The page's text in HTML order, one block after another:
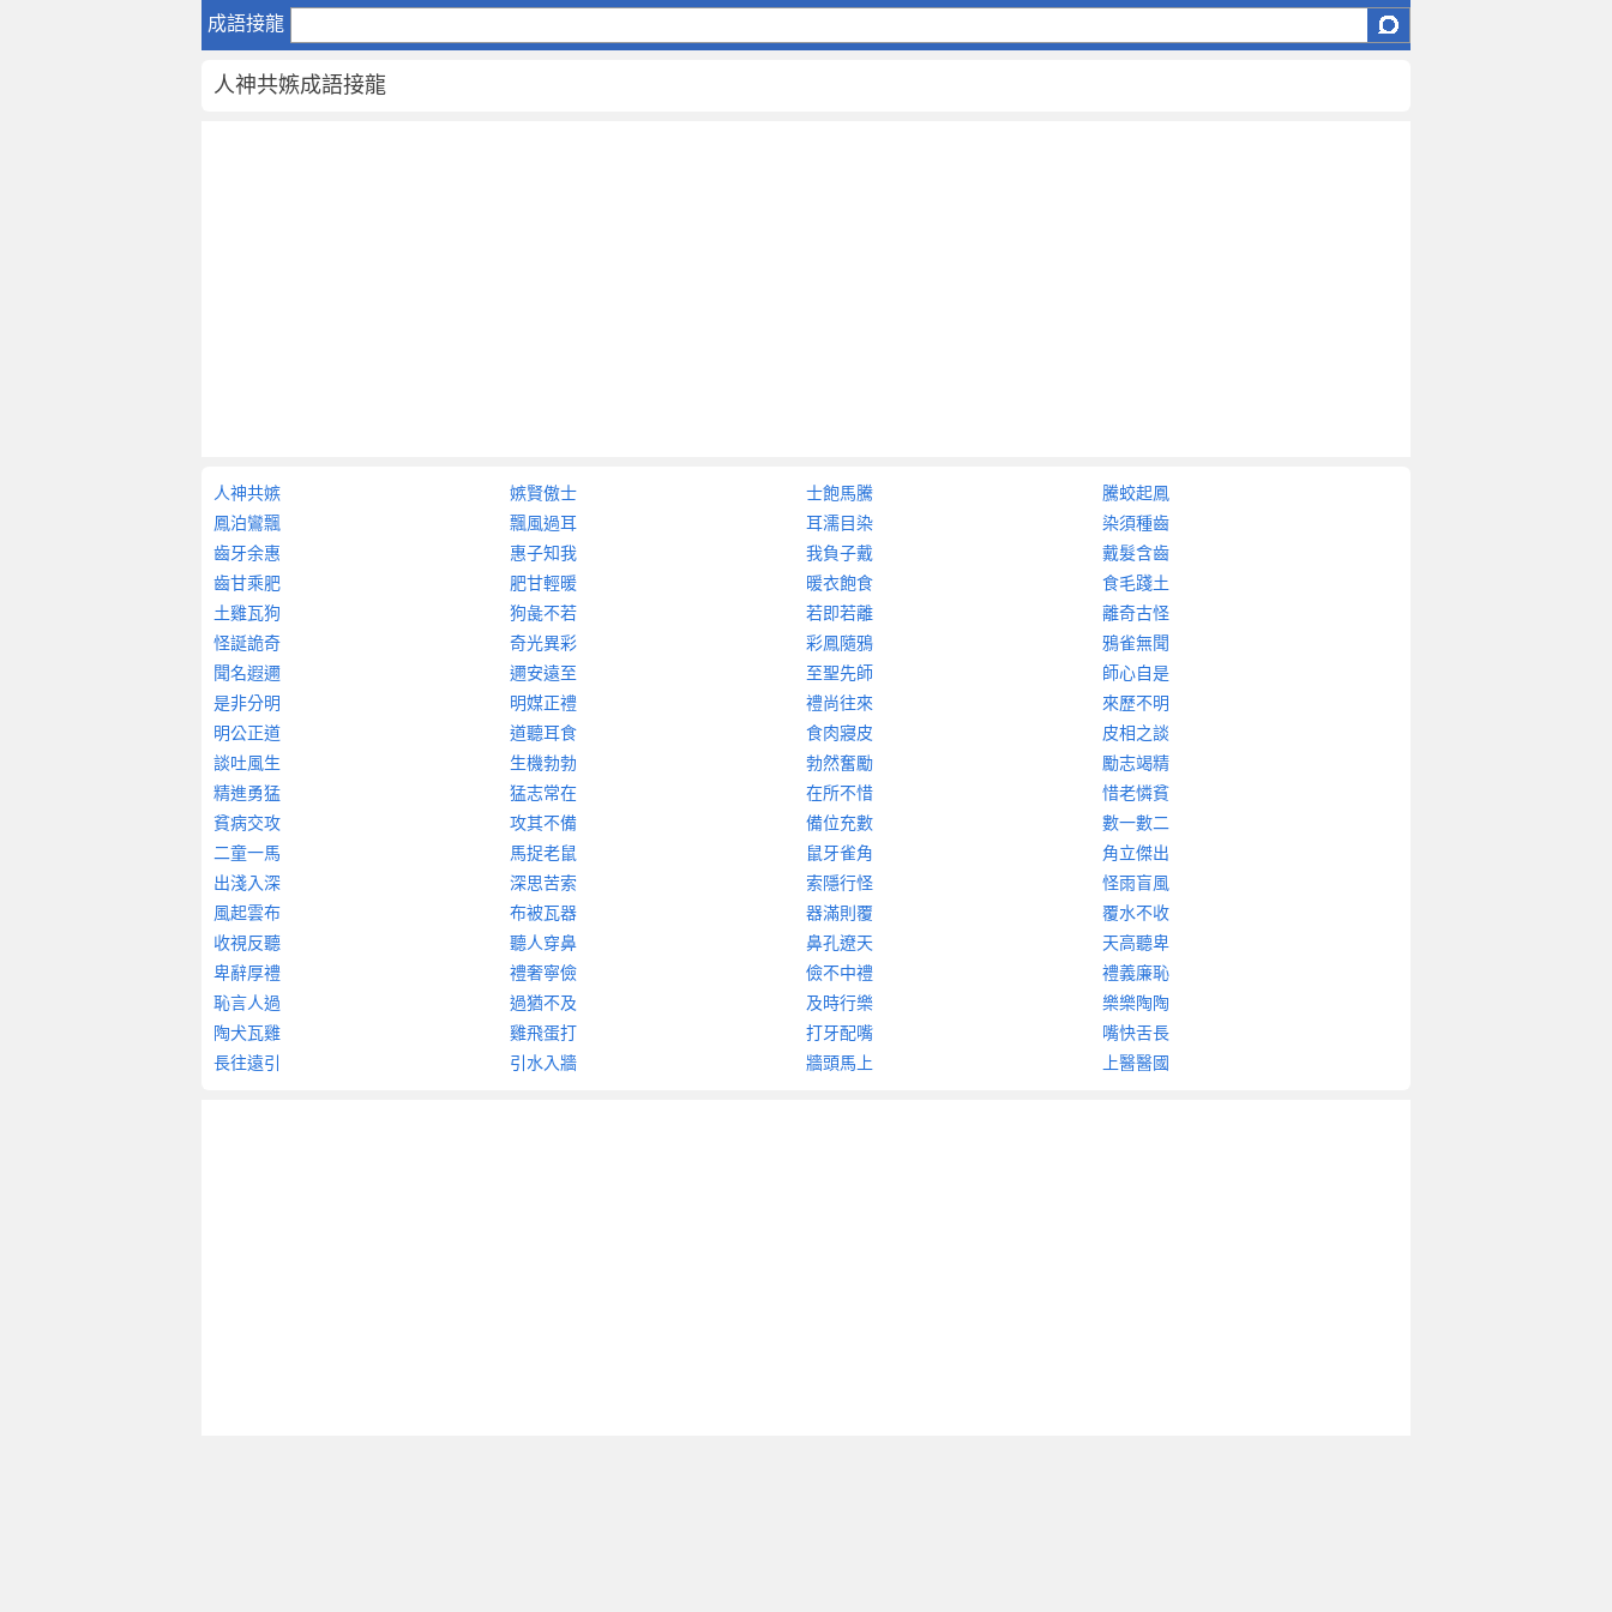
成語接龍
人
嫉
大
全
人神共嫉成語接龍
人神共嫉 嫉賢傲士 士飽馬騰
騰蛟起鳳
鳳泊鸞飄
飄風過耳 耳濡目染
染須種齒
齒牙余惠
惠子知我 我負子戴
戴髮含齒
齒甘乘肥
肥甘輕暖 暖衣飽食
食毛踐土
土雞瓦狗
狗彘不若 若即若離
離奇古怪
怪誕詭奇
奇光異彩 彩鳳隨鴉
鴉雀無聞
聞名遐邇
邇安遠至 至聖先師
師心自是
是非分明
明媒正禮 禮尚往來
來歷不明
明公正道
道聽耳食 食肉寢皮
皮相之談
談吐風生
生機勃勃 勃然奮勵
勵志竭精
精進勇猛
猛志常在 在所不惜
惜老憐貧
貧病交攻
攻其不備 備位充數
數一數二
二童一馬
馬捉老鼠 鼠牙雀角
角立傑出
出淺入深
深思苦索 索隱行怪
怪雨盲風
風起雲布
布被瓦器 器滿則覆
覆水不收
收視反聽
聽人穿鼻 鼻孔遼天
天高聽卑
卑辭厚禮
禮奢寧儉 儉不中禮
禮義廉恥
恥言人過
過猶不及 及時行樂
樂樂陶陶
陶犬瓦雞
雞飛蛋打 打牙配嘴
嘴快舌長
長往遠引
引水入牆 牆頭馬上 上醫醫國